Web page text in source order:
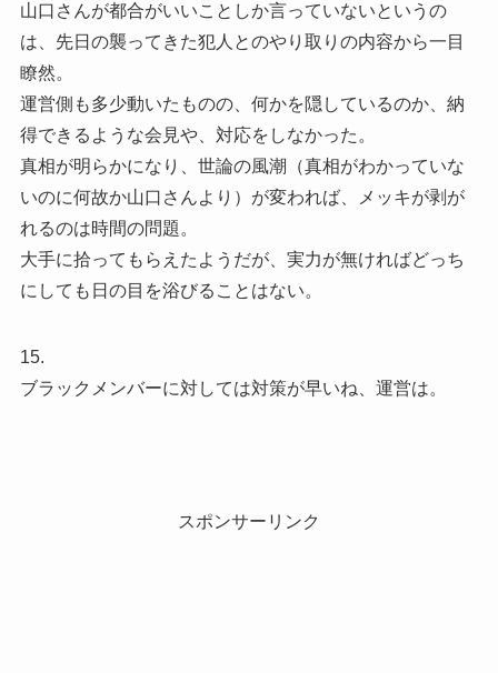
山口さんが都合がいいことしか言っていないというの
は、先日の襲ってきた犯人とのやり取りの内容から一目
瞭然。
運営側も多少動いたものの、何かを隠しているのか、納
得できるような会見や、対応をしなかった。
真相が明らかになり、世論の風潮（真相がわかっていな
いのに何故か山口さんより）が変われば、メッキが剥が
れるのは時間の問題。
大手に拾ってもらえたようだが、実力が無ければどっち
にしても日の目を浴びることはない。
15.
ブラックメンバーに対しては対策が早いね、運営は。
スポンサーリンク